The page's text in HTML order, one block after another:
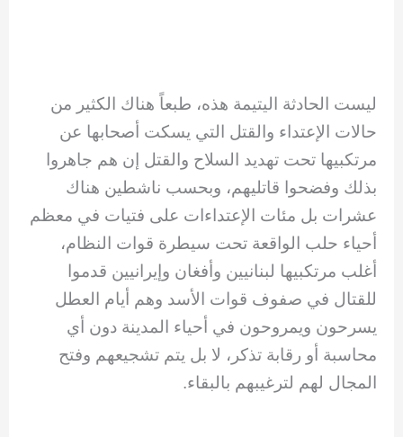
ليست الحادثة اليتيمة هذه، طبعاً هناك الكثير من
حالات الإعتداء والقتل التي يسكت أصحابها عن
مرتكبيها تحت تهديد السلاح والقتل إن هم جاهروا
بذلك وفضحوا قاتليهم، وبحسب ناشطين هناك
عشرات بل مئات الإعتداءات على فتيات في معظم
أحياء حلب الواقعة تحت سيطرة قوات النظام،
أغلب مرتكبيها لبنانيين وأفغان وإيرانيين قدموا
للقتال في صفوف قوات الأسد وهم أيام العطل
يسرحون ويمروحون في أحياء المدينة دون أي
محاسبة أو رقابة تذكر، لا بل يتم تشجيعهم وفتح
المجال لهم لترغيبهم بالبقاء.